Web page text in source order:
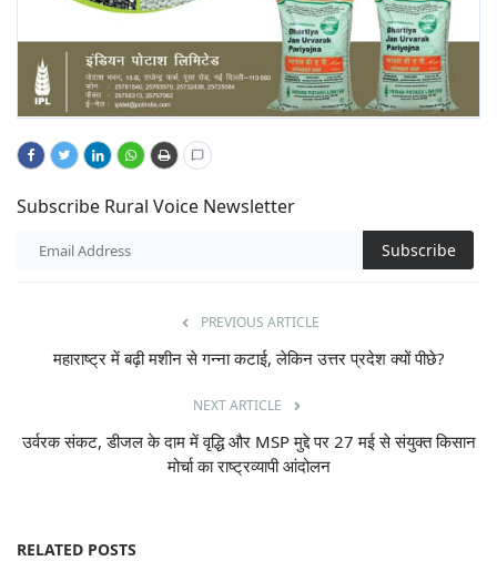
Subscribe Rural Voice Newsletter
Subscribe
PREVIOUS ARTICLE
महाराष्ट्र में बढ़ी मशीन से गन्ना कटाई, लेकिन उत्तर प्रदेश क्यों पीछे?
NEXT ARTICLE
उर्वरक संकट, डीजल के दाम में वृद्धि और MSP मुद्दे पर 27 मई से संयुक्त किसान
मोर्चा का राष्ट्रव्यापी आंदोलन
RELATED POSTS